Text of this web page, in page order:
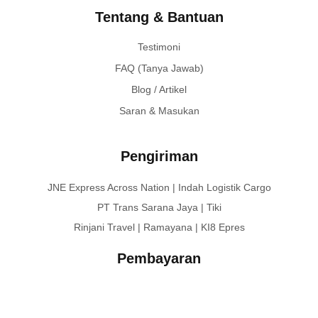
Tentang & Bantuan
Testimoni
FAQ (Tanya Jawab)
Blog / Artikel
Saran & Masukan
Pengiriman
JNE Express Across Nation | Indah Logistik Cargo
PT Trans Sarana Jaya | Tiki
Rinjani Travel | Ramayana | KI8 Epres
Pembayaran